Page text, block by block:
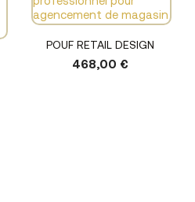
POUF RETAIL DESIGN
468,00 €